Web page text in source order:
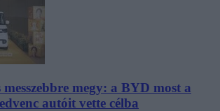
messzebbre megy: a BYD most a
autóit vette célba